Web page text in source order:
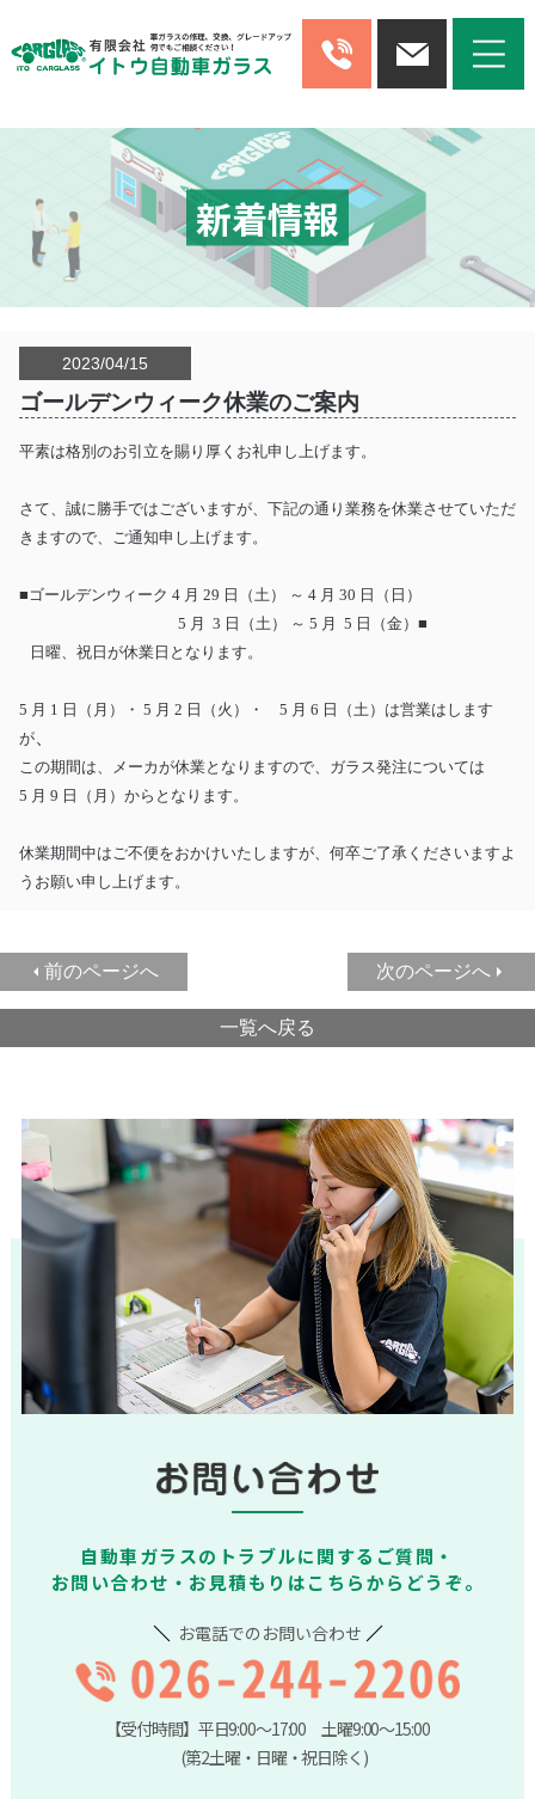
新着情報
2023/04/15
ゴールデンウィーク休業のご案内
平素は格別のお引立を賜り厚くお礼申し上げます。
さて、誠に勝手ではございますが、下記の通り業務を休業させていただ
きますので、ご通知申し上げます。
■ゴールデンウィーク 4 月 29 日（土） ～ 4 月 30 日（日）
5 月 3 日（土） ～ 5 月 5 日（金） ■
日曜、祝日が休業日となります。
5 月 1 日 （月）・ 5 月 2 日 （火）・ 5 月 6 日 （土）は営業はします
が
この期間は、メーカが休業となりますので、ガラス発注については
5 月 9 日（月）からとなります。
休業期間中はご不便をおかけいたしますが、何卒ご了承くださいますよ
うお願い申し上げます。
前のページへ 次のページへ
一覧へ戻る
自動車ガラスのトラブルに関するご質問・
お問い合わせ・お見積もりはこちらからどうぞ。
お電話でのお問い合わせ
【受付時間】平日9:00～17:00 土曜9:00～15:00
(第2土曜・日曜・祝日除く)